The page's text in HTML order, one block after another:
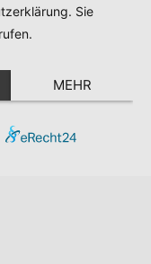
Westfalen e.V. |
Sie
MEHR